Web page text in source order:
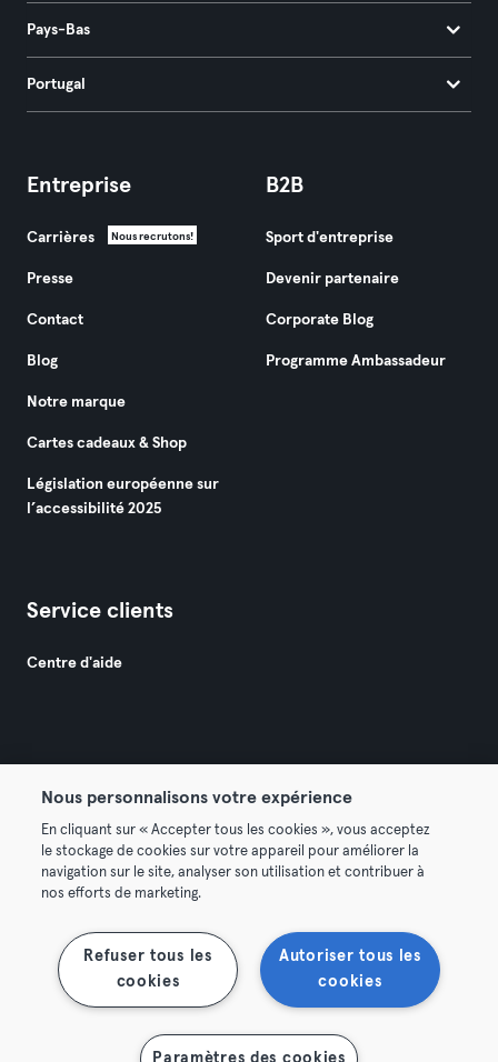
Pays-Bas
Portugal
Entreprise
Carrières Nous recrutons!
Presse
Contact
Blog
Notre marque
Cartes cadeaux & Shop
Législation européenne sur
l’accessibilité 2025
B2B
Sport d'entreprise
Devenir partenaire
Corporate Blog
Programme Ambassadeur
Service clients
Centre d'aide
Conditions générales Politique de confidentialité
Mentions légales Résilier les contrats ici
Se rétracter ici
Nous personnalisons votre expérience
En cliquant sur « Accepter tous les cookies », vous acceptez
le stockage de cookies sur votre appareil pour améliorer la
navigation sur le site, analyser son utilisation et contribuer à
nos efforts de marketing.
Autoriser tous les
cookies
Refuser tous les
cookies
Paramètres des cookies